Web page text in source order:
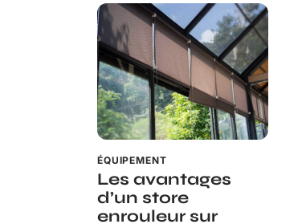
ÉQUIPEMENT
Les avantages
d’un store
enrouleur sur